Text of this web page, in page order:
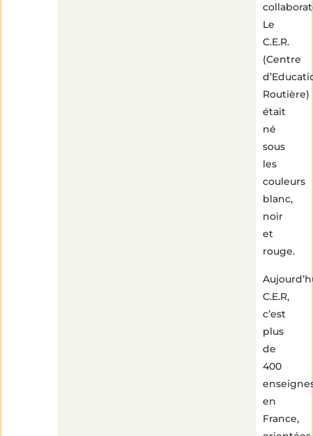
Le
C.E.R.
(Centre
Routière)
était
né
sous
les
couleurs
blanc,
noir
et
rouge.
C.E.R,
c’est
plus
de
400
en
France,